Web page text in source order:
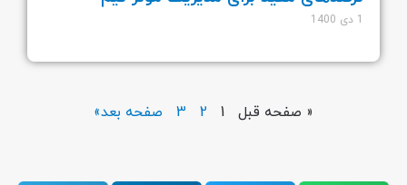
« صفحه قبل 2
3 صفحه بعد»